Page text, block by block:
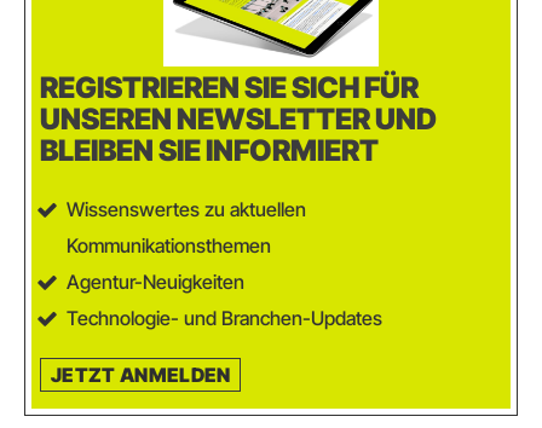
REGISTRIEREN SIE SICH FÜR
UNSEREN NEWSLETTER UND
BLEIBEN SIE INFORMIERT
Wissenswertes zu aktuellen
Kommunikationsthemen
Agentur-Neuigkeiten
Technologie- und Branchen-Updates
JETZT ANMELDEN